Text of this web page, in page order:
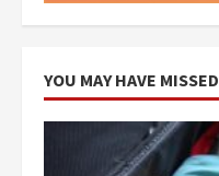
YOU MAY HAVE MISSED